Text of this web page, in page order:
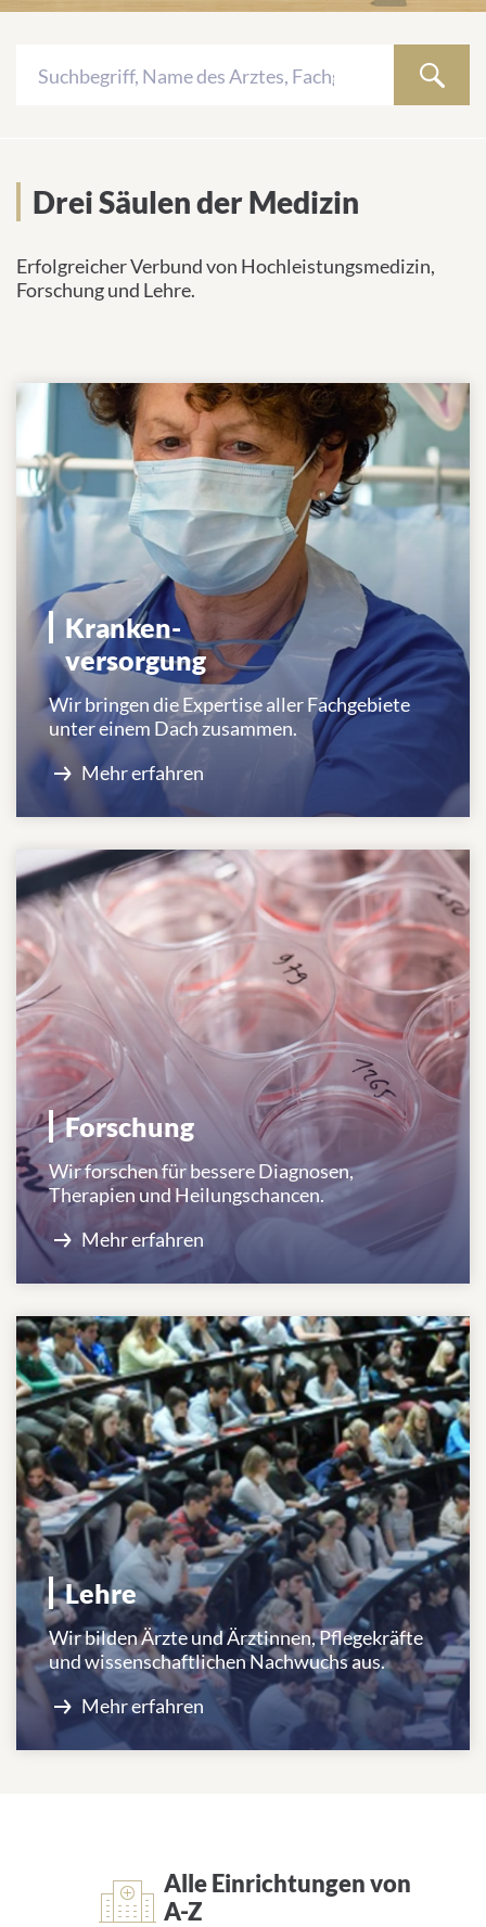
Ergebnisse
Drei Säulen der Medizin
Drei Säulen der Medizin
Erfolgreicher Verbund von Hochleistungsmedizin,
Forschung und Lehre.
Kranken-
versorgung
Wir bringen die Expertise aller Fachgebiete
unter einem Dach zusammen.
Mehr erfahren
Forschung
Wir forschen für bessere Diagnosen,
Therapien und Heilungschancen.
Mehr erfahren
Lehre
Wir bilden Ärzte und Ärztinnen, Pflegekräfte
und wissenschaftlichen Nachwuchs aus.
Mehr erfahren
Alle Einrichtungen von
A-Z